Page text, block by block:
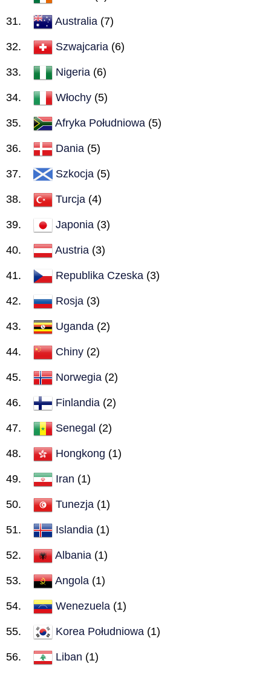
Australia (7)
Szwajcaria (6)
Nigeria (6)
Włochy (5)
Afryka Południowa (5)
Dania (5)
Szkocja (5)
Turcja (4)
Japonia (3)
Austria (3)
Republika Czeska (3)
Rosja (3)
Uganda (2)
Chiny (2)
Norwegia (2)
Finlandia (2)
Senegal (2)
Hongkong (1)
Iran (1)
Tunezja (1)
Islandia (1)
Albania (1)
Angola (1)
Wenezuela (1)
Korea Południowa (1)
Liban (1)